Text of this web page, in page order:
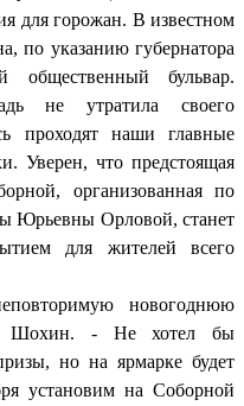
для горожан. В известном
по указанию губернатора
общественный бульвар.
не утратила своего
проходят наши главные
Уверен, что предстоящая
организованная по
Юрьевны Орловой, станет
для жителей всего
новогоднюю
Шохин. - Не хотел бы
но на ярмарке будет
установим на Соборной